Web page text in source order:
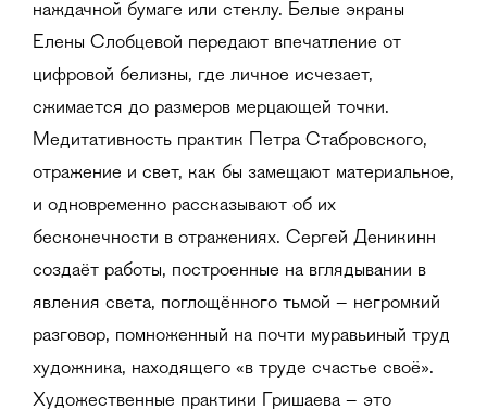
наждачной бумаге или стеклу. Белые экраны
Елены Слобцевой передают впечатление от
цифровой белизны, где личное исчезает,
сжимается до размеров мерцающей точки.
Медитативность практик Петра Стабровского,
отражение и свет, как бы замещают материальное,
и одновременно рассказывают об их
бесконечности в отражениях. Сергей Деникинн
создаёт работы, построенные на вглядывании в
явления света, поглощённого тьмой – негромкий
разговор, помноженный на почти муравьиный труд
художника, находящего «в труде счастье своё».
Художественные практики Гришаева – это